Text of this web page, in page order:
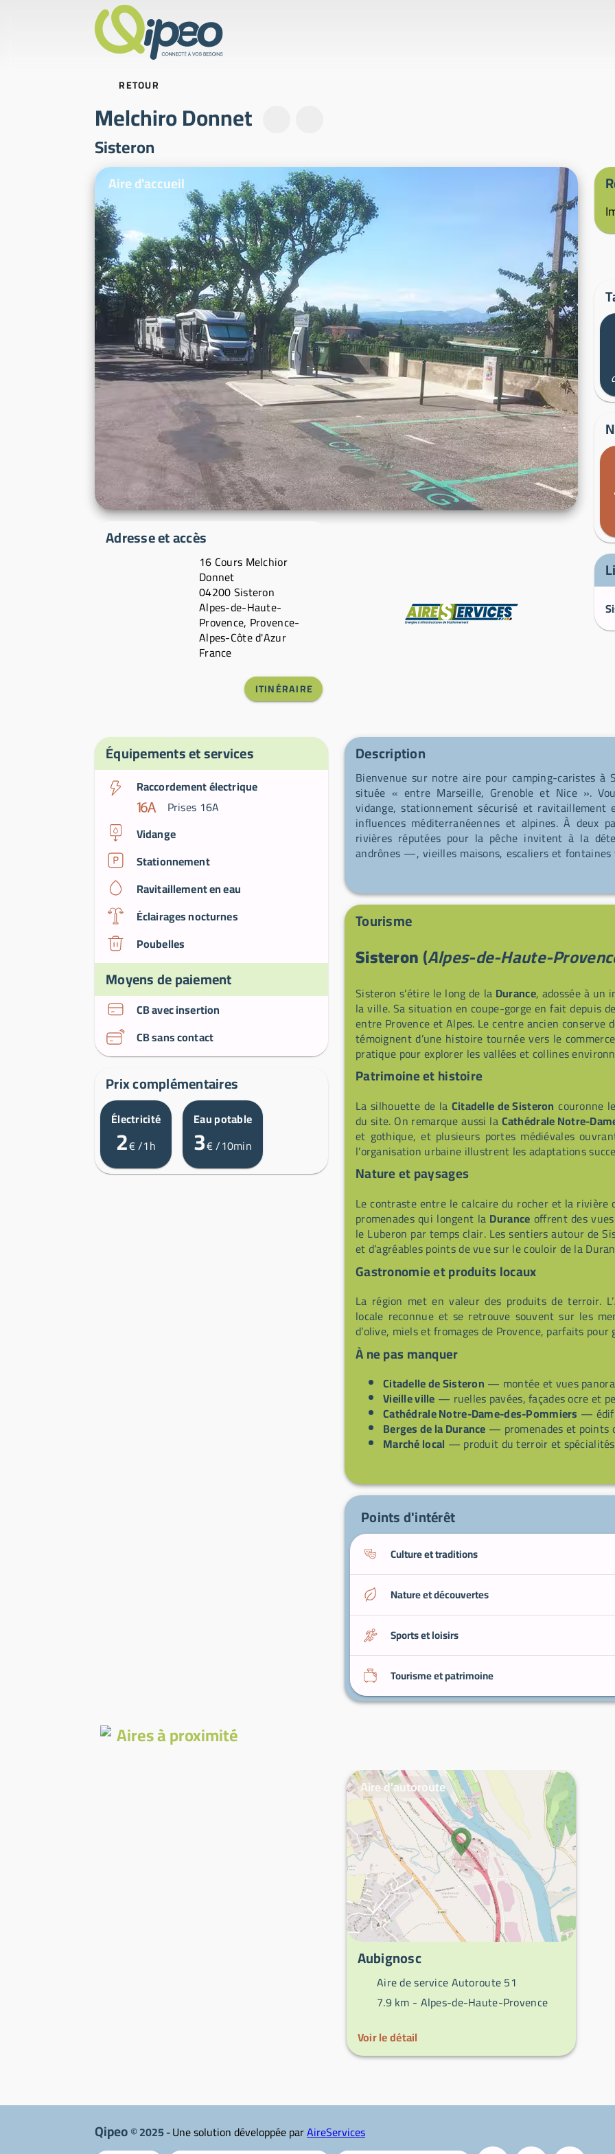
RETOUR
Melchiro Donnet
Sisteron
Photos d'illustration
Aire d'accueil
Adresse et accès
16 Cours Melchior
Donnet
04200 Sisteron
Alpes-de-Haute-
Provence, Provence-
Alpes-Côte d'Azur
France
ITINÉRAIRE
Fabricant
Équipements et services
Raccordement électrique
Prises 16A
Vidange
Stationnement
Ravitaillement en eau
Éclairages nocturnes
Poubelles
Moyens de paiement
CB avec insertion
CB sans contact
Prix complémentaires
Électricité
2€/1h
Eau potable
3€/10min
Description
Bienvenue sur notre aire pour camping-caristes
située « entre Marseille, Grenoble et Nice ».
vidange, stationnement sécurisé et
influences méditerranéennes et alpines. À deux
rivières réputées pour la pêche invitent à la
andrônes —, vieilles maisons, escaliers et
du centre-ville. Les sentiers GR, les pistes
collines boisées et crêtes rocheuses, avec les
authentiques et sauvages. Goûtez aux spécialités
huile d’olive AOC, amandes, truffes, miel et
commerçant animé (cafés, restaurants, boutiques).
Chemin de Saint‑Jacques‑de‑Compostelle;
Tourisme
Sisteron(Alpes-de-Haute-
Sisteron s’étire le long de la Durance, adossée à un
la ville. Sa situation en coupe-gorge en fait depuis
entre Provence et Alpes. Le centre ancien conserve
témoignent d’une histoire tournée vers le
pratique pour explorer les vallées et collines
Patrimoine et histoire
La silhouette de la Citadelle de Sisteron couronne
du site. On remarque aussi laCathédrale Notre-
et gothique, et plusieurs portes médiévales
l’organisation urbaine illustrent les adaptations
Nature et paysages
Le contraste entre le calcaire du rocher et la rivière
promenades qui longent la Durance offrent des
le Luberon par temps clair. Les sentiers autour de
et d’agréables points de vue sur le couloir de la
Gastronomie et produits locaux
La région met en valeur des produits de terroir. L’
locale reconnue et se retrouve souvent sur les
d’olive, miels et fromages de Provence, parfaits
À ne pas manquer
Citadelle de Sisteron — montée et vues
Vieille ville — ruelles pavées, façades ocre et
Cathédrale Notre-Dame-des-Pommiers —
Berges de la Durance — promenades et points
Marché local — produit du terroir et spécialités
Points d'intérêt
Culture et traditions
Nature et découvertes
Sports et loisirs
Tourisme et patrimoine
Aires à proximité
Aire d'autoroute
Aubignosc
Aire de service Autoroute 51
7.9 km - Alpes-de-Haute-Provence
Voir le détail
Qipeo© 2025 -Une solution développée parAireServices